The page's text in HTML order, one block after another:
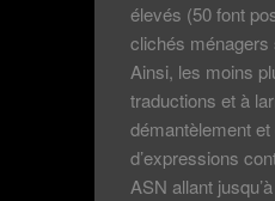
élevés (50 font
clichés ménagers
Ainsi, les moins
traductions et à
démantèlement
d’expressions
ASN allant